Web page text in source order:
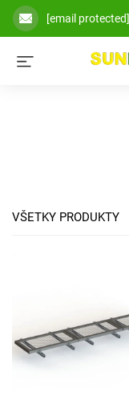
[email protected]
VŠETKY PRODUKTY